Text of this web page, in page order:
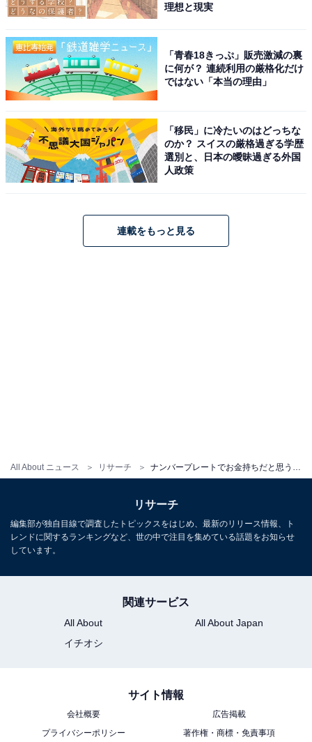
All About ニュース リサーチ
「名古屋市は中部地方最大の都市で、経済・商業の
中心地です。トヨタ自動車をはじめとする大企業の
影響も強く、ビジネスの拠点として高所得層が多い
「東海地方で1番の繁華街があって、土地も家賃も
次ページ 5位までのランキング結果を見る
こちらもおすすめ
理想と現実
「青春18きっぷ」販売激減の裏
に何が？ 連続利用の厳格化だけ
ではない「本当の理由」
「移民」に冷たいのはどっちな
のか？ スイスの厳格過ぎる学歴
選別と、日本の曖昧過ぎる外国
人政策
連載をもっと見る
リサーチ
編集部が独自目線で調査したトピックスをはじめ、最新のリリース情報、ト
レンドに関するランキングなど、世の中で注目を集めている話題をお知らせ
しています。
関連サービス
All About
All About Japan
イチオシ
サイト情報
会社概要
広告掲載
プライバシーポリシー
著作権・商標・免責事項